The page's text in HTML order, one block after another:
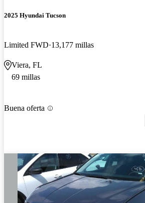
2025 Hyundai Tucson
Limited FWD 13,177 millas
Viera, FL
69 millas
Buena oferta